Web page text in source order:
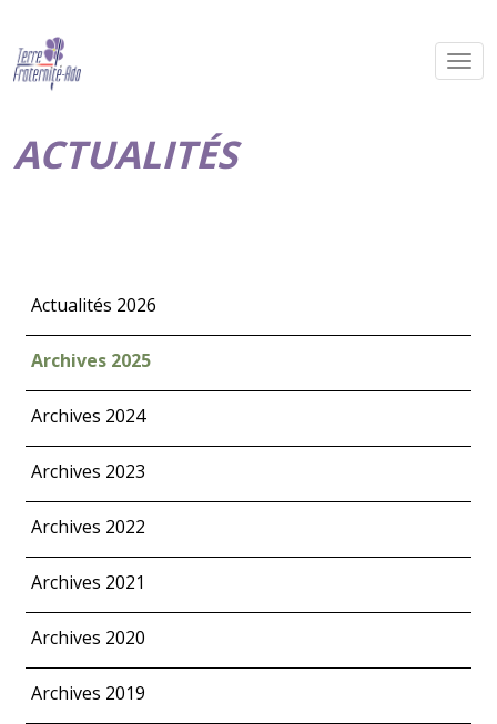
ACTUALITÉS
Actualités 2026
Archives 2025
Archives 2024
Archives 2023
Archives 2022
Archives 2021
Archives 2020
Archives 2019